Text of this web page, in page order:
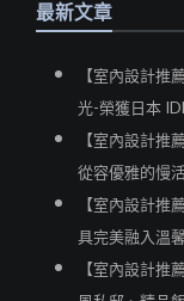
最新文章
【室內設計推
光-榮獲日本
【室內設計推
從容優雅的慢
【室內設計推
具完美融入溫
【室內設計推